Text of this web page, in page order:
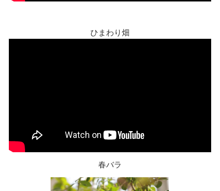
ひまわり畑
春バラ